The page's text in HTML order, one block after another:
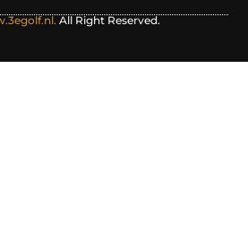
All Right Reserved.